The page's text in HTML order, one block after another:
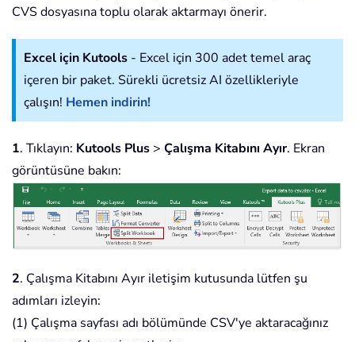
CVS dosyasına toplu olarak aktarmayı önerir.
Excel için Kutools - Excel için 300 adet temel araç
içeren bir paket. Sürekli ücretsiz AI özellikleriyle
çalışın! Hemen indirin!
1. Tıklayın: Kutools Plus > Çalışma Kitabını Ayır. Ekran
görüntüsüne bakın:
2. Çalışma Kitabını Ayır iletişim kutusunda lütfen şu
adımları izleyin:
(1) Çalışma sayfası adı bölümünde CSV'ye aktaracağınız